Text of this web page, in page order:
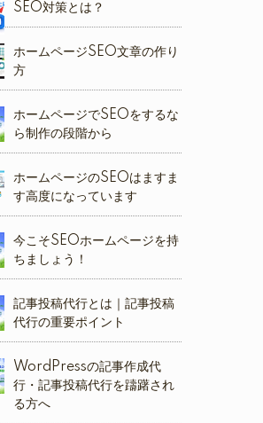
SEO対策とは？
ホームページSEO文章の作り
方
ホームページでSEOをするな
ら制作の段階から
ホームページのSEOはますま
す高度になっています
今こそSEOホームページを持
ちましょう！
記事投稿代行とは｜記事投稿
代行の重要ポイント
WordPressの記事作成代
行・記事投稿代行を躊躇され
る方へ